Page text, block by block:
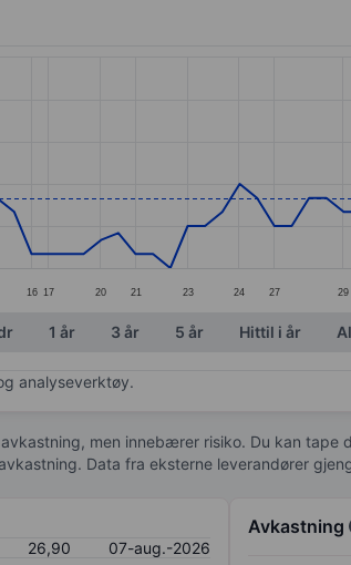
ranges from 26.7 to 27.95.
16 17 20 21 23 24 27 29
1 år 3 år 5 år Hittil i år
analyseverktøy.
men innebærer risiko. Du kan tape
Data fra eksterne leverandører
26,90
07-aug.-2026
Avkastning